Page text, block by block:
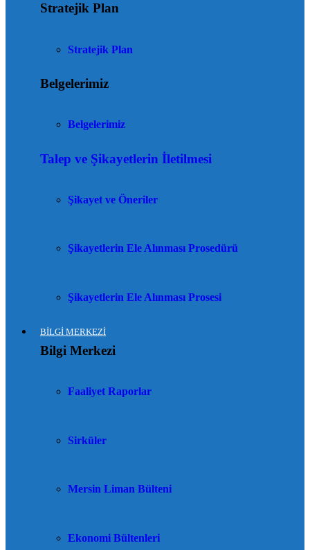
Stratejik Plan
Stratejik Plan
Belgelerimiz
Belgelerimiz
Talep ve Şikayetlerin İletilmesi
Şikayet ve Öneriler
Şikayetlerin Ele Alınması Prosedürü
Şikayetlerin Ele Alınması Prosesi
BİLGİ MERKEZİ
Bilgi Merkezi
Faaliyet Raporlar
Sirküler
Mersin Liman Bülteni
Ekonomi Bültenleri